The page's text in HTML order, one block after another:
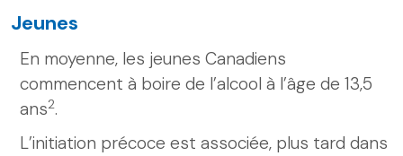
Jeunes
En moyenne, les jeunes Canadiens
commencent à boire de l’alcool à l’âge de 13,5
ans2.
L’initiation précoce est associée, plus tard dans